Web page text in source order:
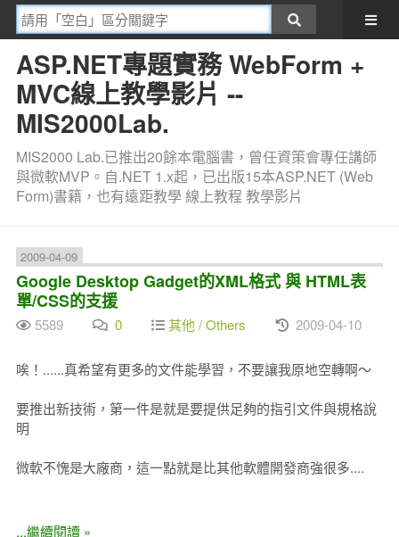
ASP.NET專題實務 WebForm +
MVC線上教學影片 --
MIS2000Lab.
MIS2000 Lab.已推出20餘本電腦書，曾任資策會專任講師
與微軟MVP。自.NET 1.x起，已出版15本ASP.NET (Web
Form)書籍，也有遠距教學 線上教程 教學影片
2009-04-09
Google Desktop Gadget的XML格式 與 HTML表
單/CSS的支援
5589 0 其他 / Others 2009-04-10
唉！......真希望有更多的文件能學習，不要讓我原地空轉啊～
要推出新技術，第一件是就是要提供足夠的指引文件與規格說
明
微軟不愧是大廠商，這一點就是比其他軟體開發商強很多....
...繼續閱讀 »